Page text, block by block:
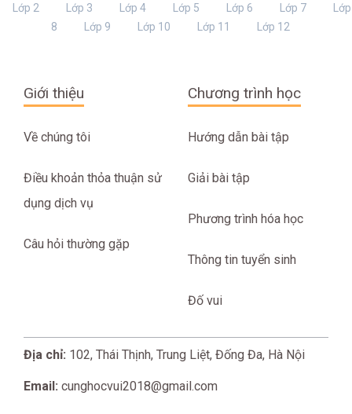
Lớp 2 Lớp 3 Lớp 4 Lớp 5 Lớp 6 Lớp 7
Lớp
8
Lớp 9 Lớp 10 Lớp 11 Lớp 12
Giới thiệu
Về chúng tôi
Điều khoản thỏa thuận sử
dụng dịch vụ
Câu hỏi thường gặp
Chương trình học
Hướng dẫn bài tập
Giải bài tập
Phương trình hóa học
Thông tin tuyển sinh
Đố vui
Địa chỉ: 102, Thái Thịnh, Trung Liệt, Đống Đa, Hà Nội
Email: cunghocvui2018@gmail.com